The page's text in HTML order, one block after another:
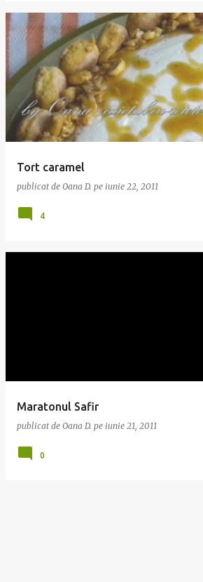
Tort caramel
publicat de Oana D. pe iunie 22, 2011
4
Maratonul Safir
publicat de Oana D. pe iunie 21, 2011
0